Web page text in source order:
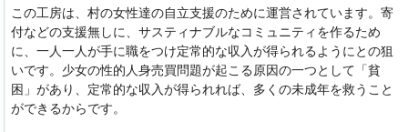
この工房は、村の女性達の自立支援のために運営されています。寄
付などの支援無しに、サスティナブルなコミュニティを作るため
に、一人一人が手に職をつけ定常的な収入が得られるようにとの狙
いです。少女の性的人身売買問題が起こる原因の一つとして「貧
困」があり、定常的な収入が得られれば、多くの未成年を救うこと
ができるからです。